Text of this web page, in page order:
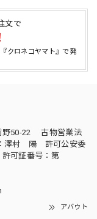
文で
クロネコヤマト』で発
野50-22 古物営業法
澤村 陽 許可公安委
可証番号：第
アバウト